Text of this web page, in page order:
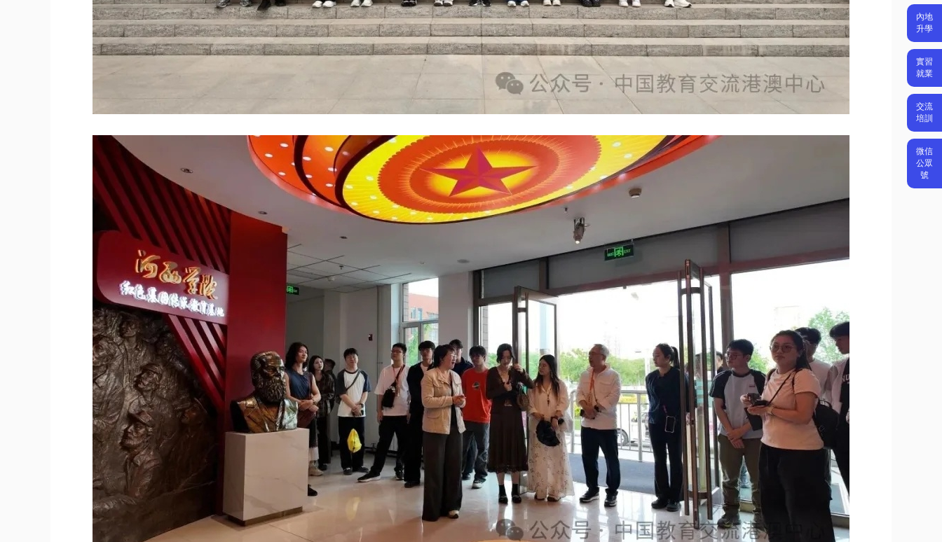
內地
升學
實習
就業
交流
培訓
微信
公眾
號